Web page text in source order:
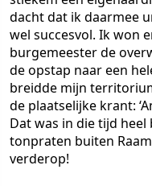
dacht dat ik daarmee
wel succesvol. Ik won
burgemeester de
de opstap naar een
breidde mijn
de plaatselijke krant:
Dat was in die tijd
tonpraten buiten
verderop!